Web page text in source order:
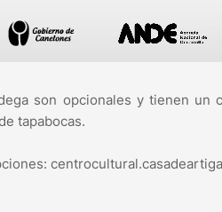
son opcionales y tienen
tapabocas.